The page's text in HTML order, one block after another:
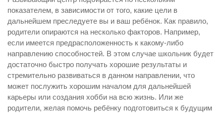
показателем, в зависимости от того, какие цели в
дальнейшем преследуете вы и ваш ребёнок. Как правило,
родители опираются на несколько факторов. Например,
если имеется предрасположенность к какому-либо
направлению способностей. В этом случае школьник будет
достаточно быстро получать хорошие результаты и
стремительно развиваться в данном направлении, что
может послужить хорошим началом для дальнейшей
карьеры или создания хобби на всю жизнь. Или же
родители, желая помочь ребёнку подготовиться к будущим